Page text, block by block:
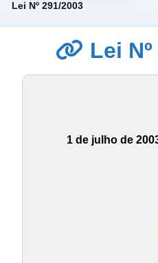
Lei Nº 291/2003
Lei
1 de julho de